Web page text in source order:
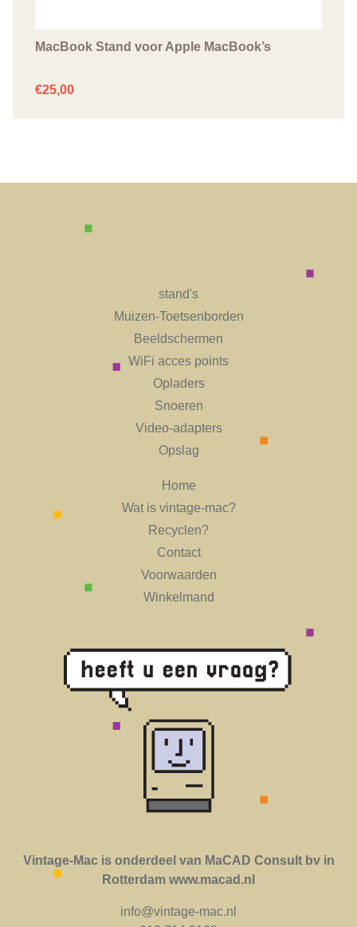
MacBook Stand voor Apple MacBook’s
€25,00
stand's
Muizen-Toetsenborden
Beeldschermen
WiFi acces points
Opladers
Snoeren
Video-adapters
Opslag
Home
Wat is vintage-mac?
Recyclen?
Contact
Voorwaarden
Winkelmand
Vintage-Mac is onderdeel van MaCAD Consult bv in
Rotterdam www.macad.nl
info@vintage-mac.nl